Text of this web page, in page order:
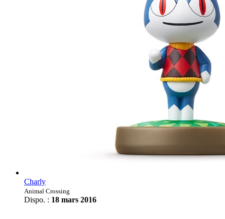
Charly
Animal Crossing
Dispo. : 18 mars 2016